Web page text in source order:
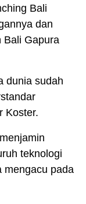
Bali
dan
Bali Gapura
dunia sudah
Koster.
teknologi
mengacu pada